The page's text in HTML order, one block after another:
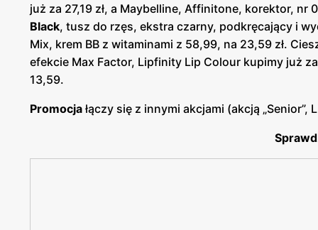
już za 27,19 zł, a Maybelline, Affinitone, korektor, nr
Black, tusz do rzęs, ekstra czarny, podkręcający i
Mix, krem BB z witaminami z 58,99, na 23,59 zł.
efekcie Max Factor, Lipfinity Lip Colour kupimy już
13,59.
Promocja łączy się z innymi akcjami (akcją „Senior”,